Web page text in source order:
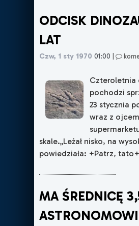
ODCISK
LAT
Czw, 1 sty 1970 01:00 |
Czteroletnia
pochodzi
23 stycznia
wraz z
skale.„Leżał nisko, na
powiedziała: +Patrz,
MA ŚREDNICĘ